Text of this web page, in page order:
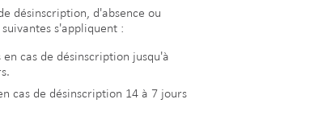
désinscription, d'absence ou
s'appliquent :
cas de désinscription jusqu'à
cas de désinscription 14 à 7 jours